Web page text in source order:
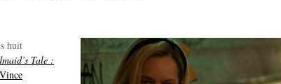
huit
Tale :
Vince